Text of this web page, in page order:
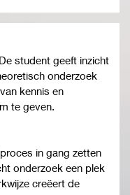
student geeft inzicht
onderzoek
kennis en
te geven.
in gang zetten
onderzoek een plek
creëert de